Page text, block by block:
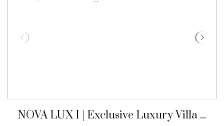
NOVA LUX I | Exclusive Luxury Villa in Can Furnet, Ibiza – gz-2579